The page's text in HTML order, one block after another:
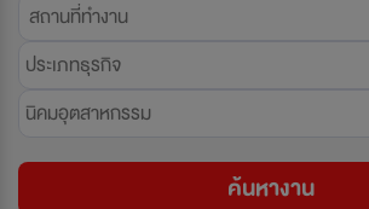
สถานที่ทำงาน
ประเภทธุรกิจ
นิคมอุตสาหกรรม
ค้นหางาน